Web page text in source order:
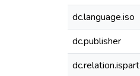
dc.language.iso
dc.publisher